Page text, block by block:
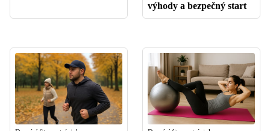
výhody a bezpečný start